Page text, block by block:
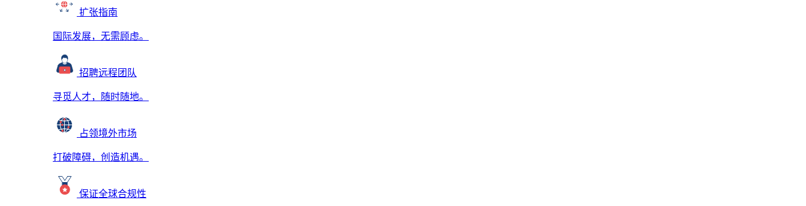
扩张指南
国际发展，无需顾虑。
招聘远程团队
寻觅人才，随时随地。
占领境外市场
打破障碍，创造机遇。
保证全球合规性